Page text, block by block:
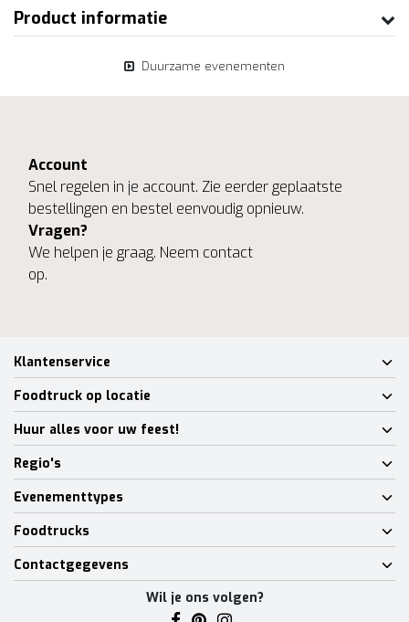
Product informatie
Duurzame evenementen
Account
Snel regelen in je account. Zie eerder geplaatste
bestellingen en bestel eenvoudig opnieuw.
Vragen?
We helpen je graag. Neem contact
op.
Klantenservice
Foodtruck op locatie
Huur alles voor uw feest!
Regio's
Evenementtypes
Foodtrucks
Contactgegevens
Wil je ons volgen?